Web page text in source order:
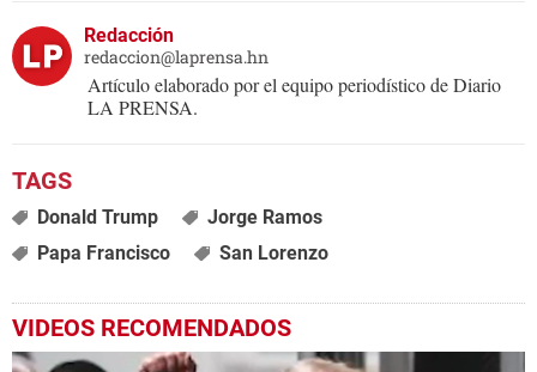
Redacción
redaccion@laprensa.hn
Artículo elaborado por el equipo periodístico de Diario
LA PRENSA.
Donald Trump
Jorge Ramos
Papa Francisco
San Lorenzo
VIDEOS RECOMENDADOS